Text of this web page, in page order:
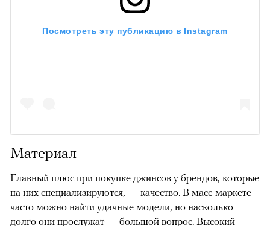
Посмотреть эту публикацию в Instagram
Материал
Главный плюс при покупке джинсов у брендов, которые
на них специализируются, — качество. В масс-маркете
часто можно найти удачные модели, но насколько
долго они прослужат — большой вопрос. Высокий